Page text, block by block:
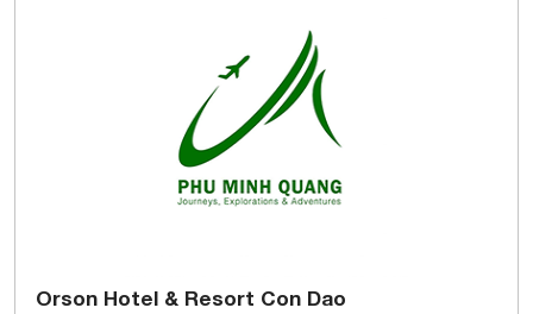
Orson Hotel & Resort Con Dao